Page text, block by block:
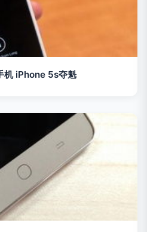
机 iPhone 5s夺魁